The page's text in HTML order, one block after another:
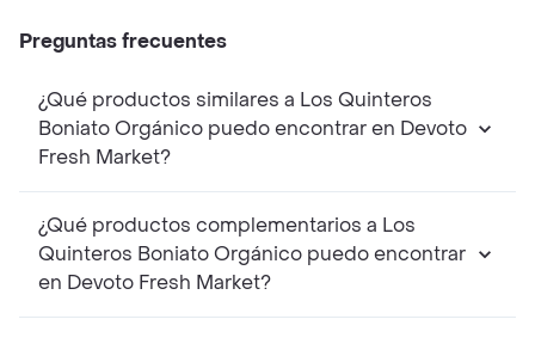
Preguntas frecuentes
¿Qué productos similares a Los Quinteros
Boniato Orgánico puedo encontrar en Devoto
Fresh Market?
¿Qué productos complementarios a Los
Quinteros Boniato Orgánico puedo encontrar
en Devoto Fresh Market?